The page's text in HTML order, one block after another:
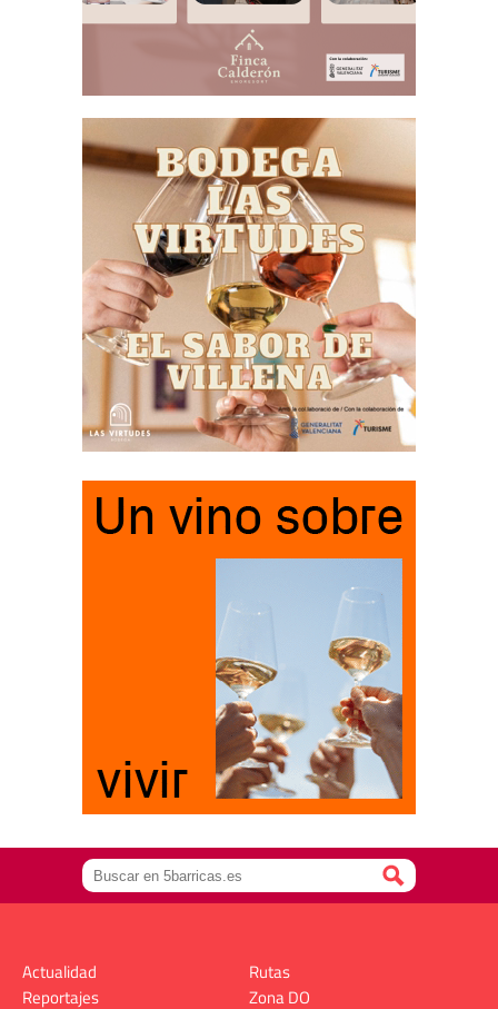
Actualidad
Reportajes
Rutas
Zona DO